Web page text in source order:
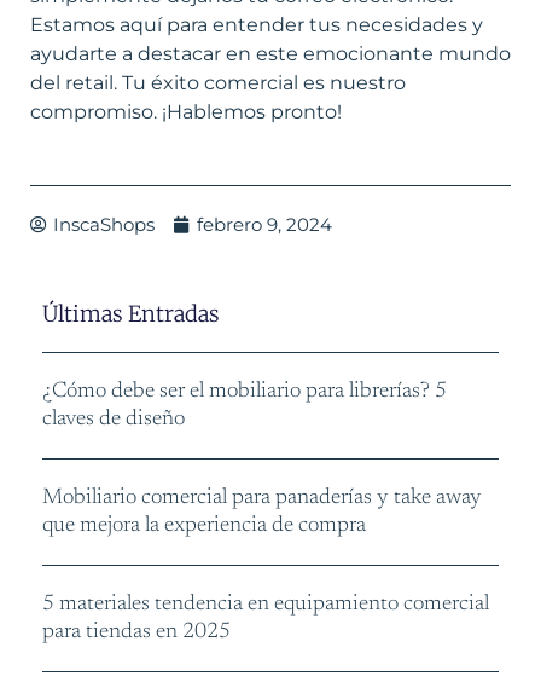
Estamos aquí para entender tus necesidades y
ayudarte a destacar en este emocionante mundo
del retail. Tu éxito comercial es nuestro
compromiso. ¡Hablemos pronto!
InscaShops febrero 9, 2024
Últimas Entradas
¿Cómo debe ser el mobiliario para librerías? 5
claves de diseño
Mobiliario comercial para panaderías y take away
que mejora la experiencia de compra
5 materiales tendencia en equipamiento comercial
para tiendas en 2025